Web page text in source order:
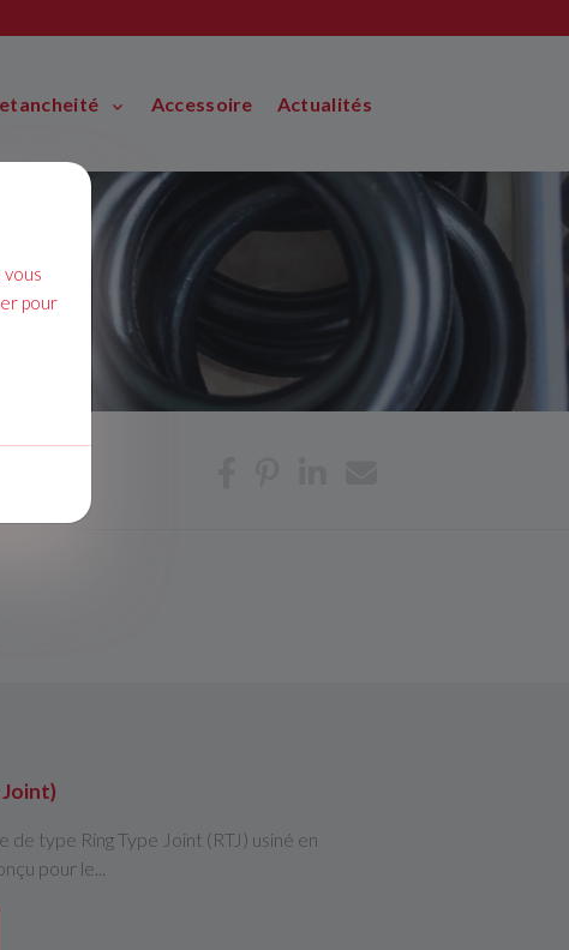
Accessoire Actualités
Joint)
de type Ring Type Joint (RTJ) usiné en
pour le...
pour